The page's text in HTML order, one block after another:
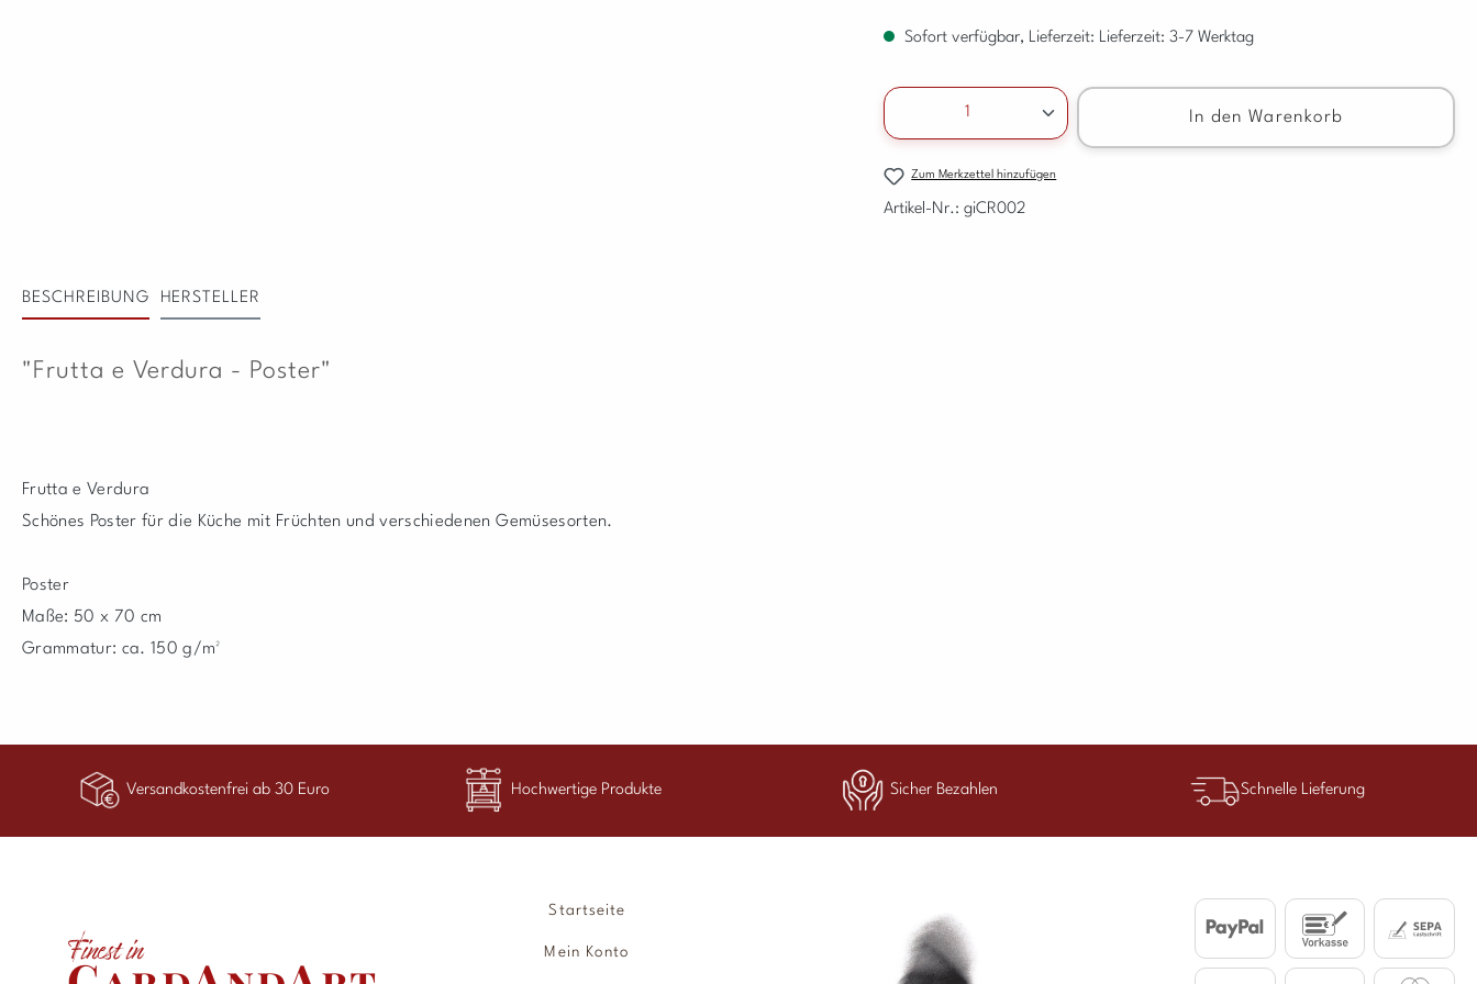
Sofort verfügbar, Lieferzeit: Lieferzeit: 3-7 Werktag
Produkt Anzahl: Gib den gewünschten Wert ein oder
In den Warenkorb
Zum Merkzettel hinzufügen
Artikel-Nr.: giCR002
BESCHREIBUNG HERSTELLER
"Frutta e Verdura - Poster"
Frutta e Verdura
Schönes Posterfür die Küche mit Früchten und verschiedenen Gemüsesorten.
Poster
Maße: 50 x 70 cm
Grammatur: ca. 150 g/m²
Versandkostenfrei ab 30 Euro Hochwertige Produkte Sicher Bezahlen Schnelle Lieferung
Startseite
Mein Konto